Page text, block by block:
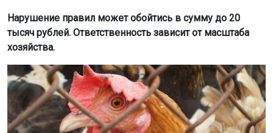
Нарушение правил может обойтись в сумму до 20
тысяч рублей. Ответственность зависит от масштаба
хозяйства.